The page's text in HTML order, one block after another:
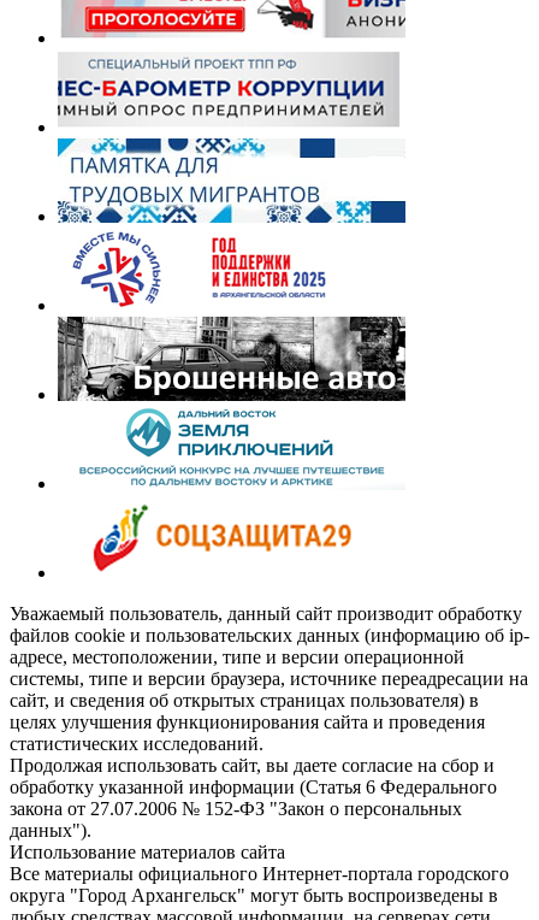
Уважаемый пользователь, данный сайт производит обработку
файлов cookie и пользовательских данных (информацию об ip-
адресе, местоположении, типе и версии операционной
системы, типе и версии браузера, источнике переадресации на
сайт, и сведения об открытых страницах пользователя) в
целях улучшения функционирования сайта и проведения
статистических исследований.
Продолжая использовать сайт, вы даете согласие на сбор и
обработку указанной информации (Статья 6 Федерального
закона от 27.07.2006 № 152-ФЗ "Закон о персональных
данных").
Использование материалов сайта
Все материалы официального Интернет-портала городского
округа "Город Архангельск" могут быть воспроизведены в